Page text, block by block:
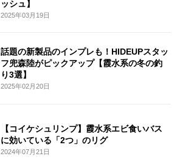
ッシュ】
2025年03月19日
話題の新製品のインプレも！HIDEUPスタッ
フ兜森陸がピックアップ【霞水系の冬の釣
り3選】
2025年02月20日
【コイケシュリンプ】霞水系エビ食いバス
に効いている「2つ」のリグ
2024年07月21日